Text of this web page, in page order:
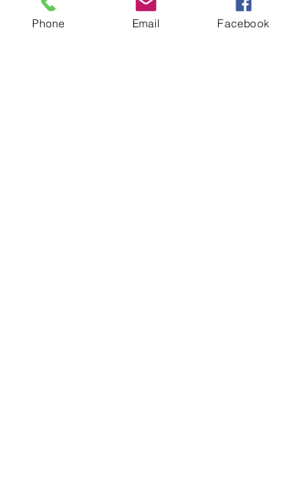
une petite bouteille d'eau, un
bonnet et des gants
Phone Email Facebook